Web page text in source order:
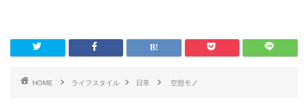
HOME ライフスタイル 日常 空想モノ